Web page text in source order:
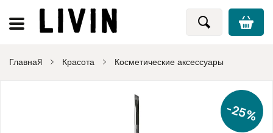
Главная Красота Косметические аксессуары
-25%